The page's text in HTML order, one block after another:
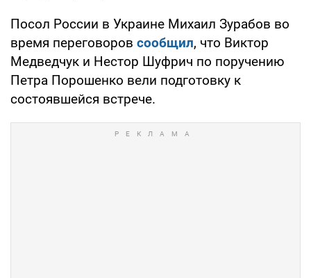
Посол России в Украине Михаил Зурабов во
время переговоров сообщил, что Виктор
Медведчук и Нестор Шуфрич по поручению
Петра Порошенко вели подготовку к
состоявшейся встрече.